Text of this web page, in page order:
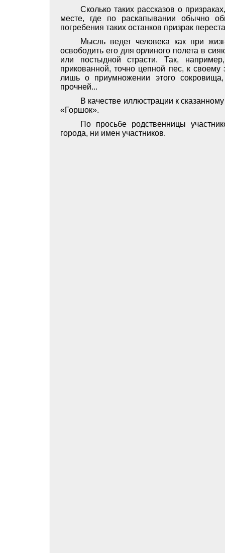
Сколько таких рассказов о
месте, где по раскапывании обычно
погребения таких останков призрак
Мысль ведет человека как при
освободить его для орлиного полета в
или постыдной страсти. Так,
прикованной, точно цепной пес, к
лишь о приумножении этого
прочней...
В качестве иллюстрации к
«Горшок».
По просьбе родственницы
города, ни имен участников.